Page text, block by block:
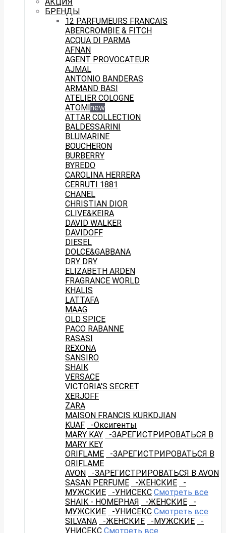
БРЕНДЫ
12 PARFUMEURS FRANCAIS
ABERCROMBIE & FITCH
ACQUA DI PARMA
AFNAN
AGENT PROVOCATEUR
AJMAL
ANTONIO BANDERAS
ARMAND BASI
ATELIER COLOGNE
ATOMI new
ATTAR COLLECTION
BALDESSARINI
BLUMARINE
BOUCHERON
BURBERRY
BYREDO
CAROLINA HERRERA
CERRUTI 1881
CHANEL
CHRISTIAN DIOR
CLIVE&KEIRA
DAVID WALKER
DAVIDOFF
DIESEL
DOLCE&GABBANA
DRY DRY
ELIZABETH ARDEN
FRAGRANCE WORLD
KHALIS
LATTAFA
MAAG
OLD SPICE
PACO RABANNE
RASASI
REXONA
SANSIRO
SHAIK
VERSACE
VICTORIA'S SECRET
XERJOFF
ZARA
MAISON FRANCIS KURKDJIAN
KUAF
-Оксигенты
MARY KAY
-ЗАРЕГИСТРИРОВАТЬСЯ В
MARY KEY
ORIFLAME
-ЗАРЕГИСТРИРОВАТЬСЯ В
ORIFLAME
AVON
-ЗАРЕГИСТРИРОВАТЬСЯ В AVON
SASAN PERFUME
-ЖЕНСКИЕ
-
МУЖСКИЕ
-УНИСЕКС Смотреть все
SHAIK - НОМЕРНАЯ
-ЖЕНСКИЕ
-
МУЖСКИЕ
-УНИСЕКС Смотреть все
SILVANA
-ЖЕНСКИЕ -МУЖСКИЕ
-
УНИСЕКС Смотреть все